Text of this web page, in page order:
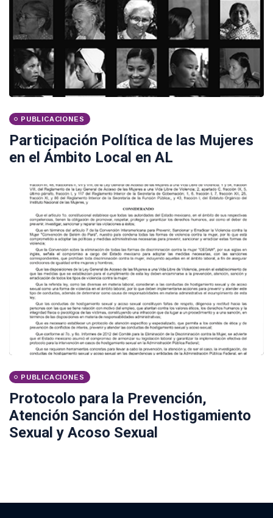
PUBLICACIONES
Participación Política de las Mujeres
en el Ámbito Local en AL
PUBLICACIONES
Protocolo para la Prevención,
Atención Sanción del Hostigamiento
Sexual y Acoso Sexual